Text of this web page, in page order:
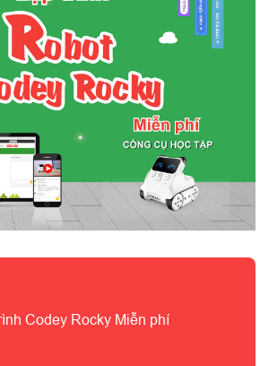
Codey Rocky Miễn phí